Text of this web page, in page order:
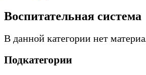
Воспитательная система
В данной категории нет
Подкатегории